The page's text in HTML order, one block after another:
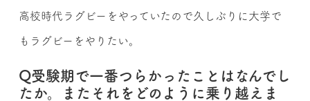
高校時代ラグビーをやっていたので久しぶりに大学で
もラグビーをやりたい。
Q受験期で一番つらかったことはなんでし
たか。またそれをどのように乗り越えま